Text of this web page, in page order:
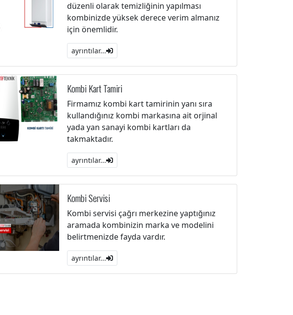
düzenli olarak temizliğinin yapılması
kombinizde yüksek derece verim almanız
için önemlidir.
ayrıntılar...
Kombi Kart Tamiri
Firmamız kombi kart tamirinin yanı sıra
kullandığınız kombi markasına ait orjinal
yada yan sanayi kombi kartları da
takmaktadır.
ayrıntılar...
Kombi Servisi
Kombi servisi çağrı merkezine yaptığınız
aramada kombinizin marka ve modelini
belirtmenizde fayda vardır.
ayrıntılar...